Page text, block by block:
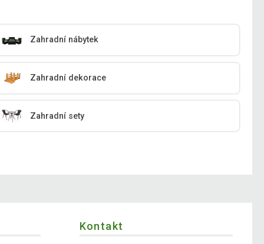
Zahradní nábytek
Zahradní dekorace
Zahradní sety
Kontakt